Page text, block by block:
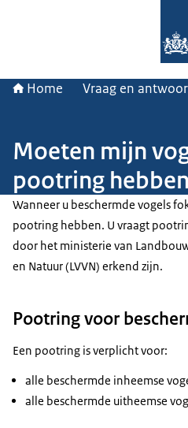
Home Vraag en
Moeten mijn
pootring
Wanneer u beschermde vogels
pootring hebben. U vraagt
door het ministerie van
en Natuur (LVVN) erkend zijn.
Pootring voor
Een pootring is verplicht voor:
alle beschermde inheemse
alle beschermde uitheemse